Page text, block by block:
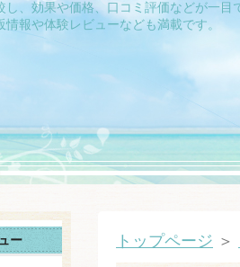
し、効果や価格、口コミ評価などが一目
情報や体験レビューなども満載です。
トップページ ＞
ー